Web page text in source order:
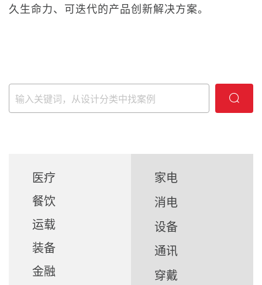
久生命力、可迭代的产品创新解决方案。
医疗
餐饮
运载
装备
金融
家电
消电
设备
通讯
穿戴